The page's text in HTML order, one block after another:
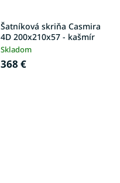
Šatníková skriňa Casmira
4D 200x210x57 - kašmír
Skladom
368 €